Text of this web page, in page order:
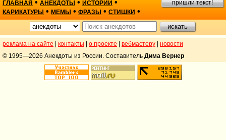
ГЛАВНАЯ • АНЕКДОТЫ • ИСТОРИИ •
КАРИКАТУРЫ • МЕМЫ • ФРАЗЫ • СТИШКИ •
пришли текст!
реклама на сайте контакты о проекте вебмастеру
новости
© 1995—2026 Анекдоты из России. Составитель Дима Вернер